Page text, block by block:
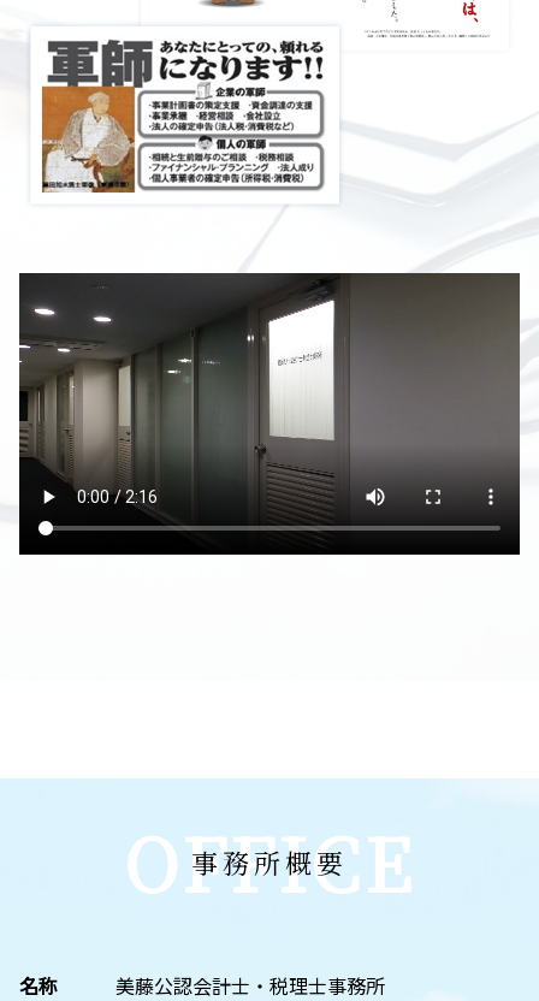
OFFICE
事務所概要
名称 美藤公認会計士・税理士事務所